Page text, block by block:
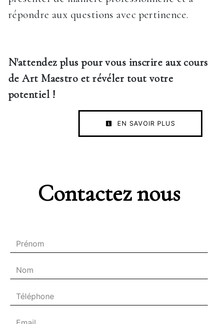
répondre aux questions avec pertinence.
N'attendez plus pour vous inscrire aux cours
de Art Maestro et révéler tout votre
potentiel !
EN SAVOIR PLUS
Contactez nous